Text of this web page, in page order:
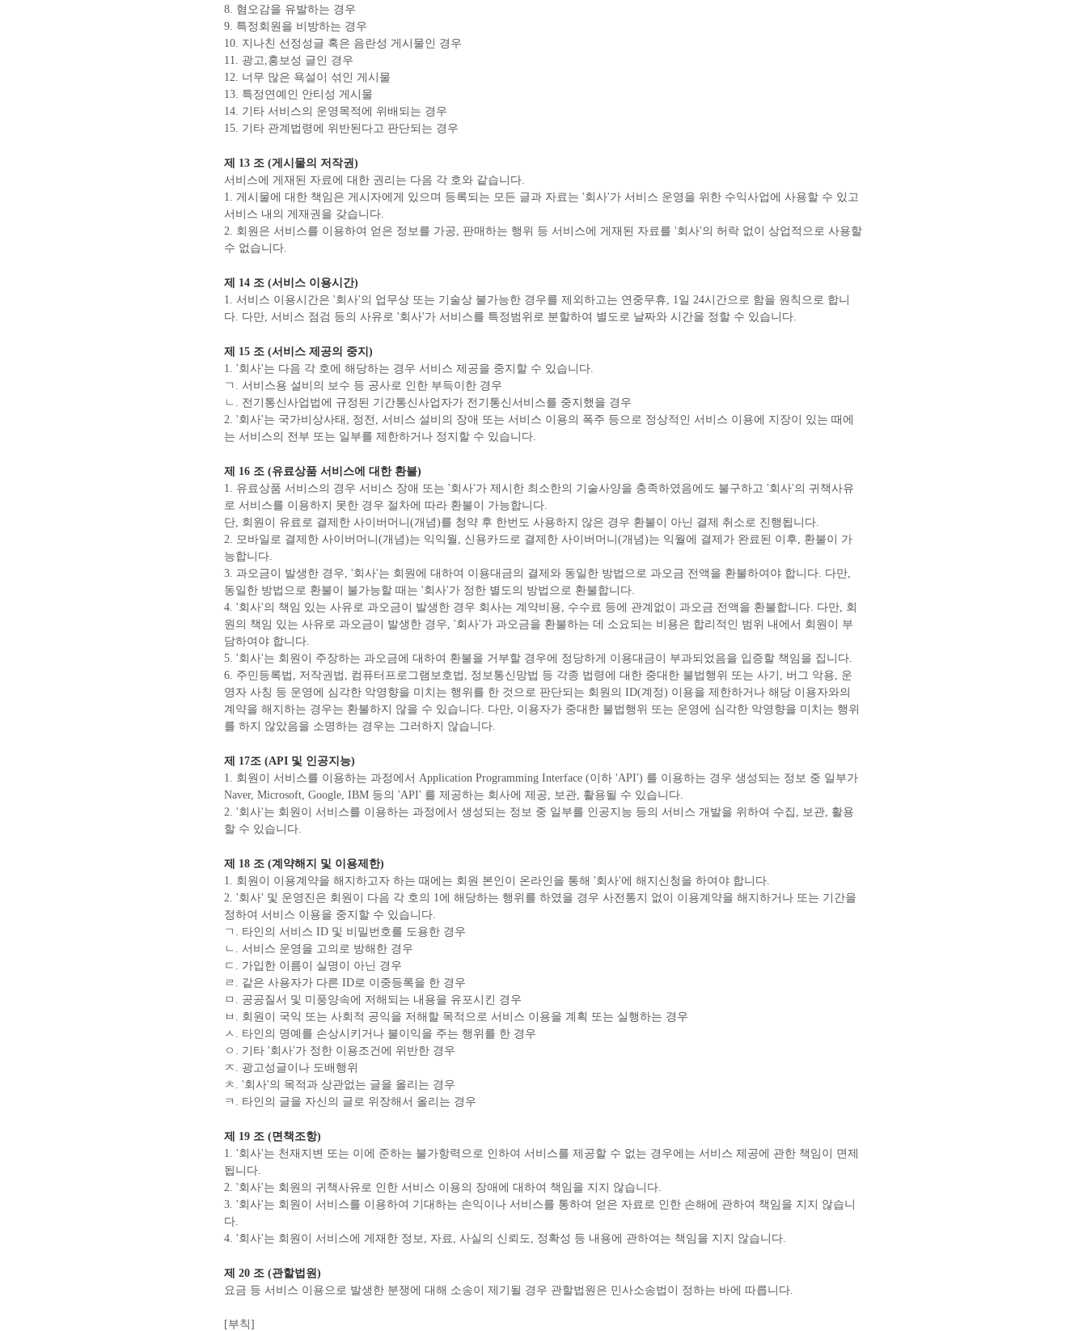
8. 혐오감을 유발하는 경우
9. 특정회원을 비방하는 경우
10. 지나친 선정성글 혹은 음란성 게시물인 경우
11. 광고,홍보성 글인 경우
12. 너무 많은 욕설이 섞인 게시물
13. 특정연예인 안티성 게시물
14. 기타 서비스의 운영목적에 위배되는 경우
15. 기타 관계법령에 위반된다고 판단되는 경우
제 13 조 (게시물의 저작권)
서비스에 게재된 자료에 대한 권리는 다음 각 호와 같습니다.
1. 게시물에 대한 책임은 게시자에게 있으며 등록되는 모든 글과 자료는 '회사'가 서비스 운영을 위한 수익사업에 사용할 수 있고
서비스 내의 게재권을 갖습니다.
2. 회원은 서비스를 이용하여 얻은 정보를 가공, 판매하는 행위 등 서비스에 게재된 자료를 '회사'의 허락 없이 상업적으로 사용할
수 없습니다.
제 14 조 (서비스 이용시간)
1. 서비스 이용시간은 '회사'의 업무상 또는 기술상 불가능한 경우를 제외하고는 연중무휴, 1일 24시간으로 함을 원칙으로 합니
다. 다만, 서비스 점검 등의 사유로 '회사'가 서비스를 특정범위로 분할하여 별도로 날짜와 시간을 정할 수 있습니다.
제 15 조 (서비스 제공의 중지)
1. '회사'는 다음 각 호에 해당하는 경우 서비스 제공을 중지할 수 있습니다.
ㄱ. 서비스용 설비의 보수 등 공사로 인한 부득이한 경우
ㄴ. 전기통신사업법에 규정된 기간통신사업자가 전기통신서비스를 중지했을 경우
2. '회사'는 국가비상사태, 정전, 서비스 설비의 장애 또는 서비스 이용의 폭주 등으로 정상적인 서비스 이용에 지장이 있는 때에
는 서비스의 전부 또는 일부를 제한하거나 정지할 수 있습니다.
제 16 조 (유료상품 서비스에 대한 환불)
1. 유료상품 서비스의 경우 서비스 장애 또는 '회사'가 제시한 최소한의 기술사양을 충족하였음에도 불구하고 '회사'의 귀책사유
로 서비스를 이용하지 못한 경우 절차에 따라 환불이 가능합니다.
단, 회원이 유료로 결제한 사이버머니(개념)를 청약 후 한번도 사용하지 않은 경우 환불이 아닌 결제 취소로 진행됩니다.
2. 모바일로 결제한 사이버머니(개념)는 익익월, 신용카드로 결제한 사이버머니(개념)는 익월에 결제가 완료된 이후, 환불이 가
능합니다.
3. 과오금이 발생한 경우, '회사'는 회원에 대하여 이용대금의 결제와 동일한 방법으로 과오금 전액을 환불하여야 합니다. 다만,
동일한 방법으로 환불이 불가능할 때는 '회사'가 정한 별도의 방법으로 환불합니다.
4. '회사'의 책임 있는 사유로 과오금이 발생한 경우 회사는 계약비용, 수수료 등에 관계없이 과오금 전액을 환불합니다. 다만, 회
원의 책임 있는 사유로 과오금이 발생한 경우, '회사'가 과오금을 환불하는 데 소요되는 비용은 합리적인 범위 내에서 회원이 부
담하여야 합니다.
5. '회사'는 회원이 주장하는 과오금에 대하여 환불을 거부할 경우에 정당하게 이용대금이 부과되었음을 입증할 책임을 집니다.
6. 주민등록법, 저작권법, 컴퓨터프로그램보호법, 정보통신망법 등 각종 법령에 대한 중대한 불법행위 또는 사기, 버그 악용, 운
영자 사칭 등 운영에 심각한 악영향을 미치는 행위를 한 것으로 판단되는 회원의 ID(계정) 이용을 제한하거나 해당 이용자와의
계약을 해지하는 경우는 환불하지 않을 수 있습니다. 다만, 이용자가 중대한 불법행위 또는 운영에 심각한 악영향을 미치는 행위
를 하지 않았음을 소명하는 경우는 그러하지 않습니다.
제 17조 (API 및 인공지능)
1. 회원이 서비스를 이용하는 과정에서 Application Programming Interface (이하 'API') 를 이용하는 경우 생성되는 정보 중 일부가
Naver, Microsoft, Google, IBM 등의 'API' 를 제공하는 회사에 제공, 보관, 활용될 수 있습니다.
2. '회사'는 회원이 서비스를 이용하는 과정에서 생성되는 정보 중 일부를 인공지능 등의 서비스 개발을 위하여 수집, 보관, 활용
할 수 있습니다.
제 18 조 (계약해지 및 이용제한)
1. 회원이 이용계약을 해지하고자 하는 때에는 회원 본인이 온라인을 통해 '회사'에 해지신청을 하여야 합니다.
2. '회사' 및 운영진은 회원이 다음 각 호의 1에 해당하는 행위를 하였을 경우 사전통지 없이 이용계약을 해지하거나 또는 기간을
정하여 서비스 이용을 중지할 수 있습니다.
ㄱ. 타인의 서비스 ID 및 비밀번호를 도용한 경우
ㄴ. 서비스 운영을 고의로 방해한 경우
ㄷ. 가입한 이름이 실명이 아닌 경우
ㄹ. 같은 사용자가 다른 ID로 이중등록을 한 경우
ㅁ. 공공질서 및 미풍양속에 저해되는 내용을 유포시킨 경우
ㅂ. 회원이 국익 또는 사회적 공익을 저해할 목적으로 서비스 이용을 계획 또는 실행하는 경우
ㅅ. 타인의 명예를 손상시키거나 불이익을 주는 행위를 한 경우
ㅇ. 기타 '회사'가 정한 이용조건에 위반한 경우
ㅈ. 광고성글이나 도배행위
ㅊ. '회사'의 목적과 상관없는 글을 올리는 경우
ㅋ. 타인의 글을 자신의 글로 위장해서 올리는 경우
제 19 조 (면책조항)
1. '회사'는 천재지변 또는 이에 준하는 불가항력으로 인하여 서비스를 제공할 수 없는 경우에는 서비스 제공에 관한 책임이 면제
됩니다.
2. '회사'는 회원의 귀책사유로 인한 서비스 이용의 장애에 대하여 책임을 지지 않습니다.
3. '회사'는 회원이 서비스를 이용하여 기대하는 손익이나 서비스를 통하여 얻은 자료로 인한 손해에 관하여 책임을 지지 않습니
다.
4. '회사'는 회원이 서비스에 게재한 정보, 자료, 사실의 신뢰도, 정확성 등 내용에 관하여는 책임을 지지 않습니다.
제 20 조 (관할법원)
요금 등 서비스 이용으로 발생한 분쟁에 대해 소송이 제기될 경우 관할법원은 민사소송법이 정하는 바에 따릅니다.
[부칙]